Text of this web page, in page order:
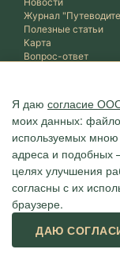
Я даю согласие
моих данных:
используемых мною
адреса и подобных
целях улучшения
согласны с их
браузере.
ДАЮ
Журнал
Полезные статьи
Карта
Вопрос-ответ
Агентство
г. Сочи,